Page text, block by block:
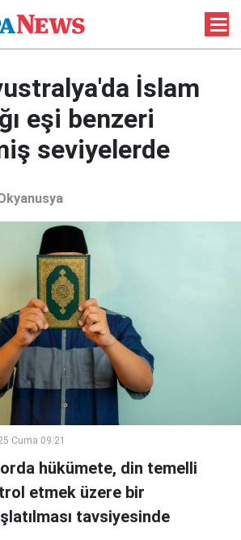
İslam
eşi benzeri
seviyelerde
Cuma 09:21
hükümete, din temelli
etmek üzere bir
tavsiyesinde